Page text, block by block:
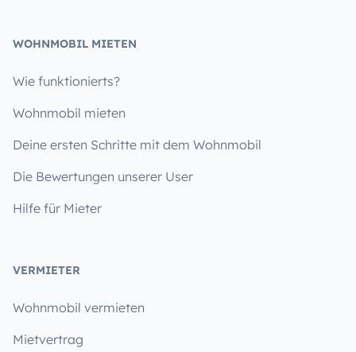
WOHNMOBIL MIETEN
Wie funktionierts?
Wohnmobil mieten
Deine ersten Schritte mit dem Wohnmobil
Die Bewertungen unserer User
Hilfe für Mieter
VERMIETER
Wohnmobil vermieten
Mietvertrag